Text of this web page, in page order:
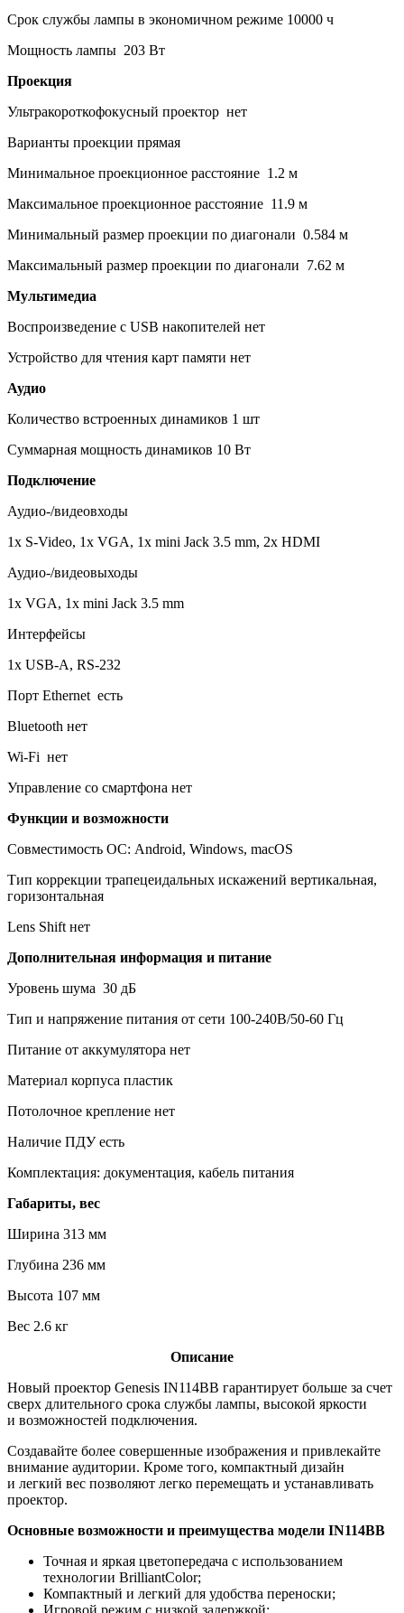
Срок службы лампы в экономичном режиме 10000 ч
Мощность лампы 203 Вт
Проекция
Ультракороткофокусный проектор нет
Варианты проекции прямая
Минимальное проекционное расстояние 1.2 м
Максимальное проекционное расстояние 11.9 м
Минимальный размер проекции по диагонали 0.584 м
Максимальный размер проекции по диагонали 7.62 м
Мультимедиа
Воспроизведение с USB накопителей нет
Устройство для чтения карт памяти нет
Аудио
Количество встроенных динамиков 1 шт
Суммарная мощность динамиков 10 Вт
Подключение
Аудио-/видеовходы
1x S-Video, 1x VGA, 1x mini Jack 3.5 mm, 2x HDMI
Аудио-/видеовыходы
1x VGA, 1x mini Jack 3.5 mm
Интерфейсы
1x USB-A, RS-232
Порт Ethernet есть
Bluetooth нет
Wi-Fi нет
Управление со смартфона нет
Функции и возможности
Совместимость ОС: Android, Windows, macOS
Тип коррекции трапецеидальных искажений вертикальная,
горизонтальная
Lens Shift нет
Дополнительная информация и питание
Уровень шума 30 дБ
Тип и напряжение питания от сети 100-240В/50-60 Гц
Питание от аккумулятора нет
Материал корпуса пластик
Потолочное крепление нет
Наличие ПДУ есть
Комплектация: документация, кабель питания
Габариты, вес
Ширина 313 мм
Глубина 236 мм
Высота 107 мм
Вес 2.6 кг
Описание
Новый проектор Genesis IN114BB гарантирует больше за счет
сверх длительного срока службы лампы, высокой яркости
и возможностей подключения.
Создавайте более совершенные изображения и привлекайте
внимание аудитории. Кроме того, компактный дизайн
и легкий вес позволяют легко перемещать и устанавливать
проектор.
Основные возможности и преимущества модели IN114BB
Точная и яркая цветопередача с использованием
технологии BrilliantColor;
Компактный и легкий для удобства переноски;
Игровой режим с низкой задержкой;